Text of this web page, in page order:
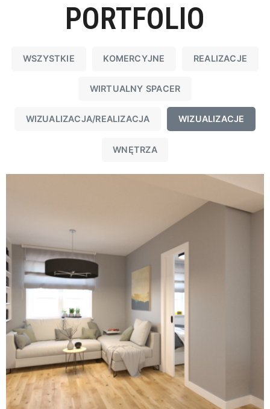
PORTFOLIO
WSZYSTKIE KOMERCYJNE REALIZACJE
WIRTUALNY SPACER
WIZUALIZACJA/REALIZACJA WIZUALIZACJE
WNĘTRZA